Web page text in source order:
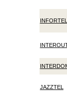
JAZZTEL